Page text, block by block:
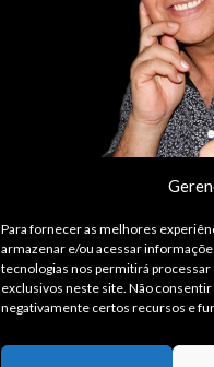
Para fornecer as melhores
armazenar e/ou acessar
tecnologias nos permitirá
exclusivos neste site. Não
negativamente certos recursos e